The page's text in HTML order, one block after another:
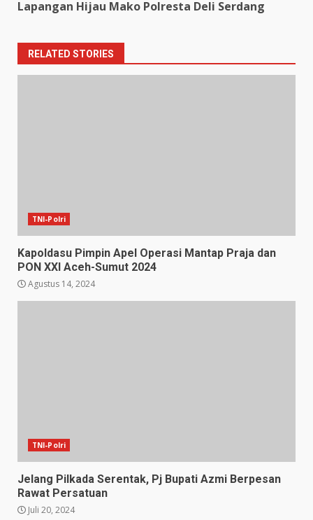
Lapangan Hijau Mako Polresta Deli Serdang
RELATED STORIES
TNI-Polri
Kapoldasu Pimpin Apel Operasi Mantap Praja dan
PON XXl Aceh-Sumut 2024
Agustus 14, 2024
TNI-Polri
Jelang Pilkada Serentak, Pj Bupati Azmi Berpesan
Rawat Persatuan
Juli 20, 2024